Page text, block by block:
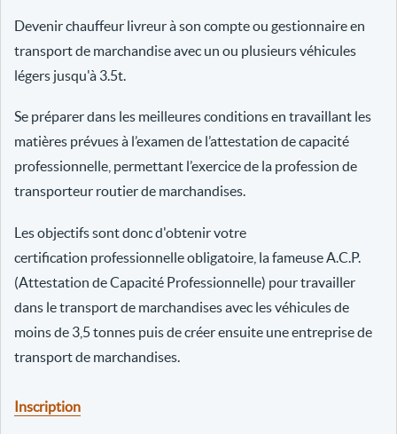
Devenir chauffeur livreur à son compte ou gestionnaire en
transport de marchandise avec un ou plusieurs véhicules
légers jusqu'à 3.5t.
Se préparer dans les meilleures conditions en travaillant les
matières prévues à l’examen de l’attestation de capacité
professionnelle, permettant l’exercice de la profession de
transporteur routier de marchandises.
Les objectifs sont donc d'obtenir votre
certification professionnelle obligatoire, la fameuse A.C.P.
(Attestation de Capacité Professionnelle) pour travailler
dans le transport de marchandises avec les véhicules de
moins de 3,5 tonnes puis de créer ensuite une entreprise de
transport de marchandises.
Inscription